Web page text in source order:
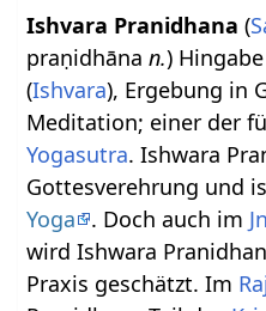
Ishvara Pranidhana (
praṇidhānan.)
(Ishvara), Ergebung in
Meditation; einer der
Yogasutra. Ishwara
Gottesverehrung und
Yoga
. Doch auch im
wird Ishwara
Praxis geschätzt. Im